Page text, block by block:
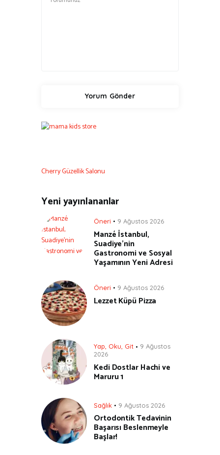
Cherry Güzellik Salonu
Yeni yayınlananlar
Öneri 9 Ağustos 2026
Manzé İstanbul,
Suadiye’nin
Gastronomi ve Sosyal
Yaşamının Yeni Adresi
Öneri 9 Ağustos 2026
Lezzet Küpü Pizza
Yap, Oku, Git
9 Ağustos
2026
Kedi Dostlar Hachi ve
Maruru 1
Sağlık 9 Ağustos 2026
Ortodontik Tedavinin
Başarısı Beslenmeyle
Başlar!